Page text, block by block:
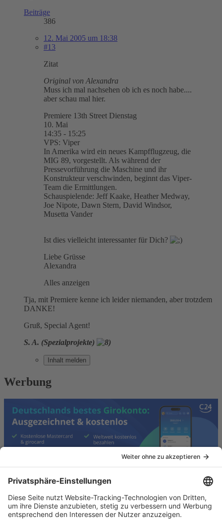
Beiträge
386
12. Mai 2005 um 18:38
#13
Zitat
Original von Alexandra
Muss ich mal nachsehen ob ich es noch habe....
aber schau mal hier.
Premiere 13th Street Dienstag
10. Mai
14:35 - 15:25
VPS: Viper
In Amerika wird ein neues Kampfflugzeug, die
MIG 89, vorgestellt. Als während der
Pressevorführung die Maschine und ihr
Konstrukteur verschwinden, beginnt das Viper-
Team die Ermittlungen.
Schauspielende: Jeff Kaake, Heather Medway,
Joe Nipote, Dawn Stern, David Windsor,
Musetta Vander
Ist dies vielleicht interessanter für Dich?
Liebe Grüsse
Alexandra
Alles anzeigen
Tja, mit Premiere kenne ich leider niemanden, aber trotzdem
DANKE!
Gruß, Special Agent!
S. A. (Spezialprojekte)
Inhalt melden
Werbung